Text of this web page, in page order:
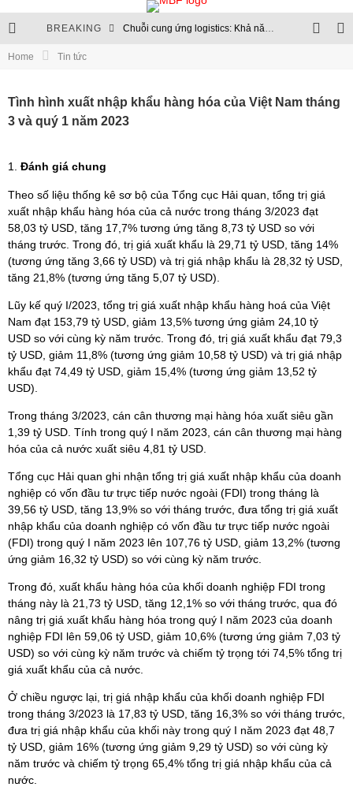
BREAKING Chuỗi cung ứng logistics: Khả năng chống chịu trở thành chuẩn mực mới
Home Tin tức
Tình hình xuất nhập khẩu hàng hóa của Việt Nam tháng
3 và quý 1 năm 2023
Đánh giá chung
Theo số liệu thống kê sơ bộ của Tổng cục Hải quan, tổng trị giá
xuất nhập khẩu hàng hóa của cả nước trong tháng 3/2023 đạt
58,03 tỷ USD, tăng 17,7% tương ứng tăng 8,73 tỷ USD so với
tháng trước. Trong đó, trị giá xuất khẩu là 29,71 tỷ USD, tăng 14%
(tương ứng tăng 3,66 tỷ USD) và trị giá nhập khẩu là 28,32 tỷ USD,
tăng 21,8% (tương ứng tăng 5,07 tỷ USD).
Lũy kế quý I/2023, tổng trị giá xuất nhập khẩu hàng hoá của Việt
Nam đạt 153,79 tỷ USD, giảm 13,5% tương ứng giảm 24,10 tỷ
USD so với cùng kỳ năm trước. Trong đó, trị giá xuất khẩu đạt 79,3
tỷ USD, giảm 11,8% (tương ứng giảm 10,58 tỷ USD) và trị giá nhập
khẩu đạt 74,49 tỷ USD, giảm 15,4% (tương ứng giảm 13,52 tỷ
USD).
Trong tháng 3/2023, cán cân thương mại hàng hóa xuất siêu gần
1,39 tỷ USD. Tính trong quý I năm 2023, cán cân thương mại hàng
hóa của cả nước xuất siêu 4,81 tỷ USD.
Tổng cục Hải quan ghi nhận tổng trị giá xuất nhập khẩu của doanh
nghiệp có vốn đầu tư trực tiếp nước ngoài (FDI) trong tháng là
39,56 tỷ USD, tăng 13,9% so với tháng trước, đưa tổng trị giá xuất
nhập khẩu của doanh nghiệp có vốn đầu tư trực tiếp nước ngoài
(FDI) trong quý I năm 2023 lên 107,76 tỷ USD, giảm 13,2% (tương
ứng giảm 16,32 tỷ USD) so với cùng kỳ năm trước.
Trong đó, xuất khẩu hàng hóa của khối doanh nghiệp FDI trong
tháng này là 21,73 tỷ USD, tăng 12,1% so với tháng trước, qua đó
nâng trị giá xuất khẩu hàng hóa trong quý I năm 2023 của doanh
nghiệp FDI lên 59,06 tỷ USD, giảm 10,6% (tương ứng giảm 7,03 tỷ
USD) so với cùng kỳ năm trước và chiếm tỷ trọng tới 74,5% tổng trị
giá xuất khẩu của cả nước.
Ở chiều ngược lại, trị giá nhập khẩu của khối doanh nghiệp FDI
trong tháng 3/2023 là 17,83 tỷ USD, tăng 16,3% so với tháng trước,
đưa trị giá nhập khẩu của khối này trong quý I năm 2023 đạt 48,7
tỷ USD, giảm 16% (tương ứng giảm 9,29 tỷ USD) so với cùng kỳ
năm trước và chiếm tỷ trọng 65,4% tổng trị giá nhập khẩu của cả
nước.